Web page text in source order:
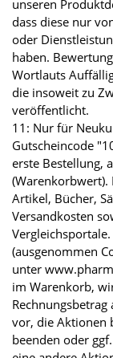
unseren
dass diese nur
oder
haben.
Wortlauts
die insoweit zu
veröffentlicht.
11: Nur für
Gutscheincode
erste Bestellung,
Artikel, Bücher,
Versandkosten
(ausgenommen
unter
im Warenkorb,
Rechnungsbetrag
vor, die Aktionen
beenden oder